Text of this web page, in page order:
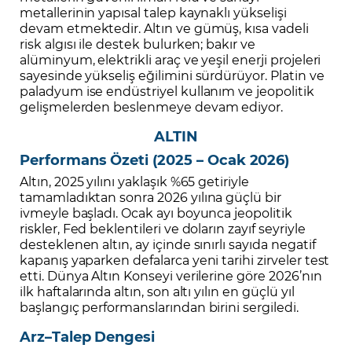
metallerinin yapısal talep kaynaklı yükselişi
devam etmektedir. Altın ve gümüş, kısa vadeli
risk algısı ile destek bulurken; bakır ve
alüminyum, elektrikli araç ve yeşil enerji projeleri
sayesinde yükseliş eğilimini sürdürüyor. Platin ve
paladyum ise endüstriyel kullanım ve jeopolitik
gelişmelerden beslenmeye devam ediyor.
ALTIN
Performans Özeti (2025 – Ocak 2026)
Altın, 2025 yılını yaklaşık %65 getiriyle
tamamladıktan sonra 2026 yılına güçlü bir
ivmeyle başladı. Ocak ayı boyunca jeopolitik
riskler, Fed beklentileri ve doların zayıf seyriyle
desteklenen altın, ay içinde sınırlı sayıda negatif
kapanış yaparken defalarca yeni tarihi zirveler test
etti. Dünya Altın Konseyi verilerine göre 2026’nın
ilk haftalarında altın, son altı yılın en güçlü yıl
başlangıç performanslarından birini sergiledi.
Arz–Talep Dengesi